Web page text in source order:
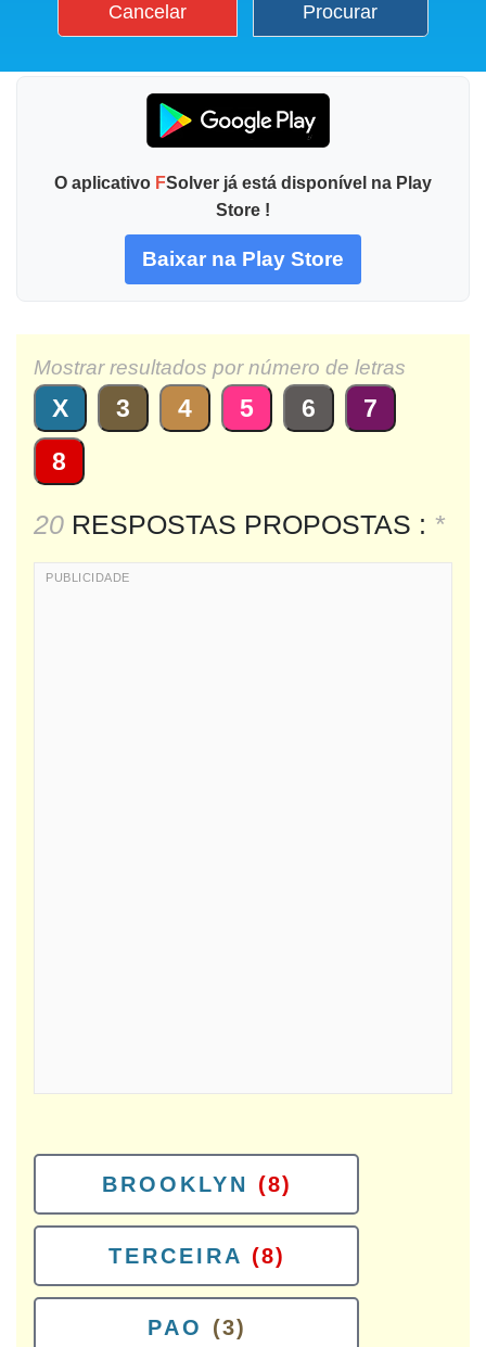
Cancelar Procurar
O aplicativo FSolver já está disponível na Play
Store !
Baixar na Play Store
Mostrar resultados por número de letras
X 3 4 5 6
7
8
20 RESPOSTAS PROPOSTAS : *
BROOKLYN (8)
TERCEIRA (8)
PAO (3)